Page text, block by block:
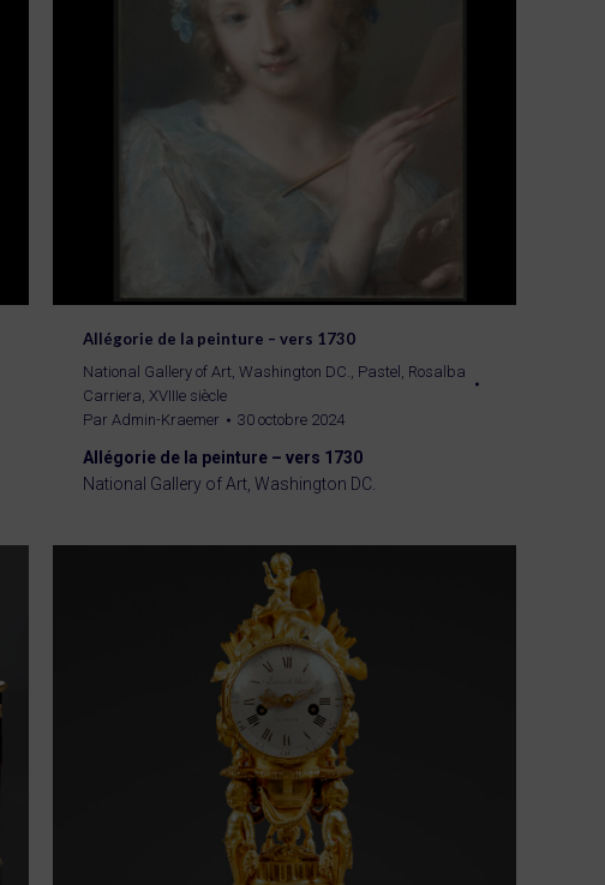
Allégorie de la peinture – vers 1730
National Gallery of Art, Washington DC., Pastel , Rosalba
Carriera, XVIIIe siècle
Par Admin-Kraemer 30 octobre 2024
Allégorie de la peinture – vers 1730
National Gallery of Art, Washington DC.